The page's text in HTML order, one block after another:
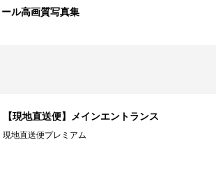
ール高画質写真集
【現地直送便】メインエントランス
現地直送便プレミアム